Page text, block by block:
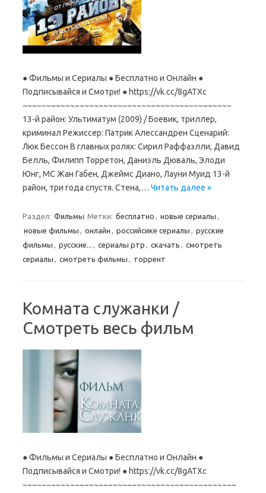
● Фильмы и Сериалы ● Бесплатно и Онлайн ●
Подписывайся и Смотри! ● https://vk.cc/8gATXc
~~~~~~~~~~~~~~~~~~~~~~~~~~~~~~~~~~~~~~~~~~~~
13-й район: Ультиматум (2009) / Боевик, триллер,
криминал Режиссер: Патрик Алессандрен Сценарий:
Люк Бессон В главных ролях: Сирил Раффаэлли, Давид
Белль, Филипп Торретон, Даниэль Дюваль, Элоди
Юнг, МС Жан Габен, Джеймс Диано, Лауни Муид 13-й
район, три года спустя. Стена,… Читать далее »
Раздел: Фильмы Метки: бесплатно , новые сериалы ,
новые фильмы , онлайн , российсике сериалы , русские
фильмы , русские... , сериалы ртр , скачать , смотреть
сериалы , смотреть фильмы , торрент
Комната служанки /
Смотреть весь фильм
● Фильмы и Сериалы ● Бесплатно и Онлайн ●
Подписывайся и Смотри! ● https://vk.cc/8gATXc
~~~~~~~~~~~~~~~~~~~~~~~~~~~~~~~~~~~~~~~~~~~~~